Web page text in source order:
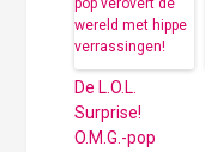
De L.O.L.
Surprise!
O.M.G.-pop